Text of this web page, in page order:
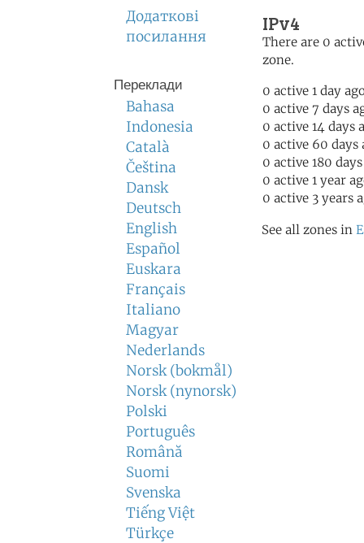
Додаткові
посилання
Переклади
Bahasa
Indonesia
Català
Čeština
Dansk
Deutsch
English
Español
Euskara
Français
Italiano
Magyar
Nederlands
Norsk (bokmål)
Norsk (nynorsk)
Polski
Português
Română
Suomi
Svenska
Tiếng Việt
Türkçe
IPv4
There are 0
zone.
0 active 1 day
0 active 7 days
0 active 14 days
0 active 60 days
0 active 180
0 active 1 year
0 active 3 years
See all zones in